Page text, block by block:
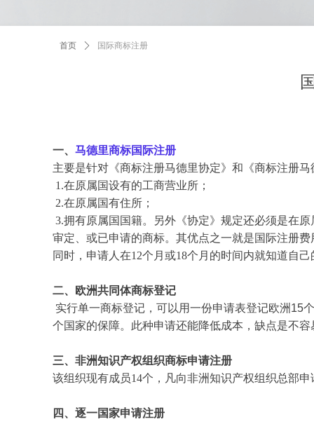
首页 ꄲ 国际商标注册
一、 马德里商标国际注册
主要是针对《商标注册马德里协定》和《商标注册
1.在原属国设有的工商营业所；
2.在原属国有住所；
3.拥有原属国国籍。另外《协定》规定还必须是在
审定、或已申请的商标。其优点之一就是国际注册
同时，申请人在12个月或18个月的时间内就知道自
二、欧洲共同体商标登记
实行单一商标登记，可以用一份申请表登记欧洲15
个国家的保障。此种申请还能降低成本，缺点是不
三、非洲知识产权组织商标申请注册
该组织现有成员14个，凡向非洲知识产权组织总部
四、逐一国家申请注册